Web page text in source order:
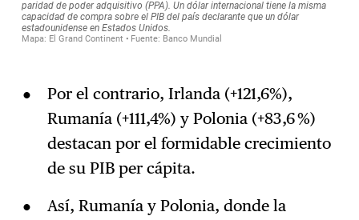
Por el contrario, Irlanda (+121,6%),
Rumanía (+111,4%) y Polonia (+83,6 %)
destacan por el formidable crecimiento
de su PIB per cápita.
Así, Rumanía y Polonia, donde la